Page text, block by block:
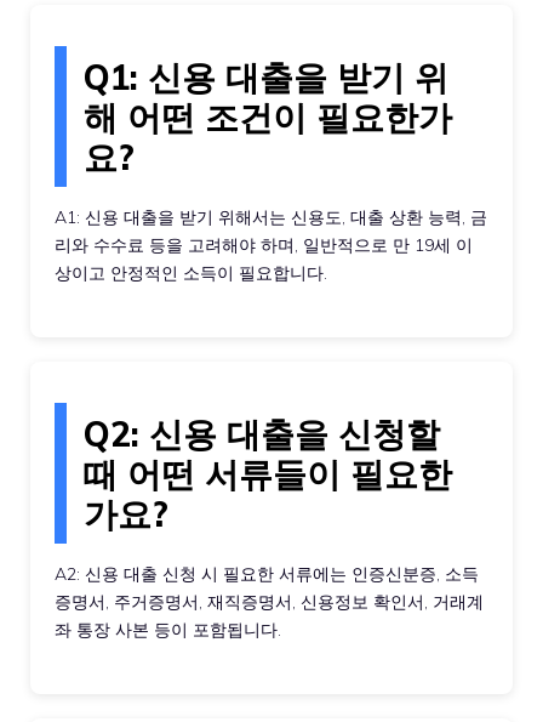
Q1: 신용 대출을 받기 위
해 어떤 조건이 필요한가
요?
A1: 신용 대출을 받기 위해서는 신용도, 대출 상환 능력, 금
리와 수수료 등을 고려해야 하며, 일반적으로 만 19세 이
상이고 안정적인 소득이 필요합니다.
Q2: 신용 대출을 신청할
때 어떤 서류들이 필요한
가요?
A2: 신용 대출 신청 시 필요한 서류에는 인증신분증, 소득
증명서, 주거증명서, 재직증명서, 신용정보 확인서, 거래계
좌 통장 사본 등이 포함됩니다.